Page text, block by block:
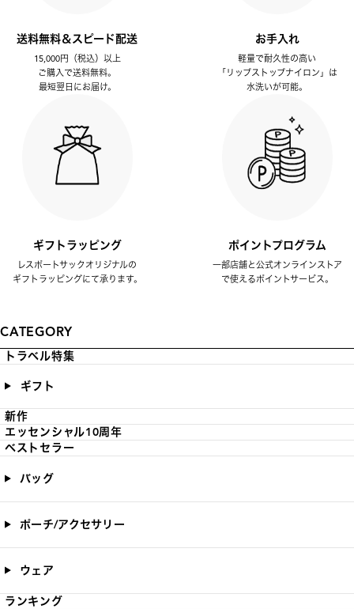
送料無料＆スピード配送
15,000円（税込）以上
ご購入で送料無料。
最短翌日にお届け。
お手入れ
軽量で耐久性の高い
「リップストップナイロン」は
水洗いが可能。
ギフトラッピング
レスポートサックオリジナルの
ギフトラッピングにて承ります。
ポイントプログラム
一部店舗と公式オンラインストア
で使えるポイントサービス。
CATEGORY
トラベル特集
ギフト
新作
エッセンシャル10周年
ベストセラー
バッグ
ポーチ/アクセサリー
ウェア
ランキング